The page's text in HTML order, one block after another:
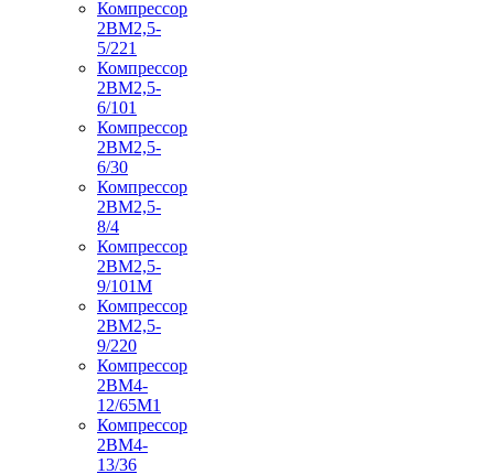
Компрессор
2ВМ2,5-
5/221
Компрессор
2ВМ2,5-
6/101
Компрессор
2ВМ2,5-
6/30
Компрессор
2ВМ2,5-
8/4
Компрессор
2ВМ2,5-
9/101М
Компрессор
2ВМ2,5-
9/220
Компрессор
2ВМ4-
12/65М1
Компрессор
2ВМ4-
13/36